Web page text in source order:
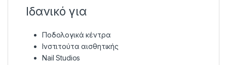
Ιδανικό για
Ποδολογικά κέντρα
Ινστιτούτα αισθητικής
Nail Studios